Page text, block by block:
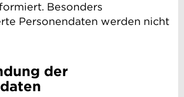
Besonders
Personendaten werden nicht
der